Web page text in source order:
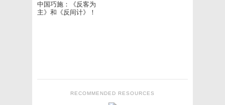
中国巧施：《反客为
主》和《反间计》！
RECOMMENDED RESOURCES